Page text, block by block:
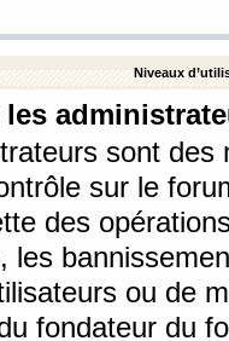
Niveaux
les
sont
sur le
des
les
ou de
fondateur du